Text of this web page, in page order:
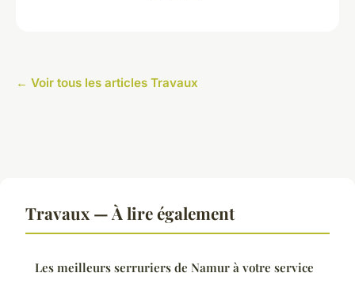
← Voir tous les articles Travaux
Travaux — À lire également
Les meilleurs serruriers de Namur à votre service